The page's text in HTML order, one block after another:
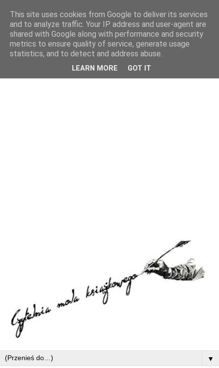
▼
This site uses cookies from Google to deliver its services
and to analyze traffic. Your IP address and user-agent are
shared with Google along with performance and security
metrics to ensure quality of service, generate usage
statistics, and to detect and address abuse.
LEARN MORE GOT IT